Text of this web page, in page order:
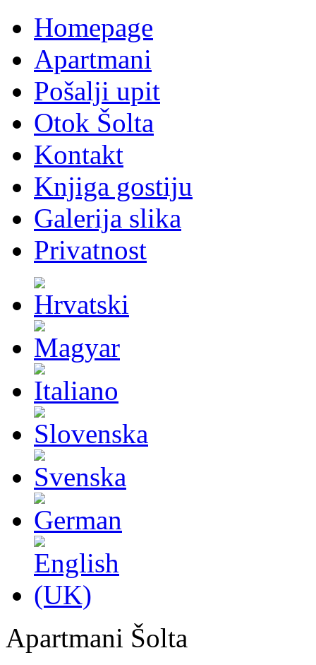
Homepage
Apartmani
Pošalji upit
Otok Šolta
Kontakt
Knjiga gostiju
Galerija slika
Privatnost
Apartmani Šolta